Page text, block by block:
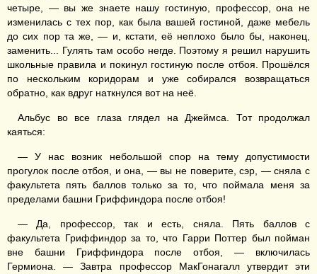
четыре, — вы же знаете нашу гостиную, профессор, она не
изменилась с тех пор, как была вашей гостиной, даже мебель
до сих пор та же, — и, кстати, её неплохо было бы, наконец,
заменить... Гулять там особо негде. Поэтому я решил нарушить
школьные правила и покинул гостиную после отбоя. Прошёлся
по нескольким коридорам и уже собирался возвращаться
обратно, как вдруг наткнулся вот на неё.
Альбус во все глаза глядел на Джеймса. Тот продолжал
каяться:
— У нас возник небольшой спор на тему допустимости
прогулок после отбоя, и она, — вы не поверите, сэр, — сняла с
факультета пять баллов только за то, что поймала меня за
пределами башни Гриффиндора после отбоя!
— Да, профессор, так и есть, сняла. Пять баллов с
факультета Гриффиндор за то, что Гарри Поттер был пойман
вне башни Гриффиндора после отбоя, — включилась
Гермиона. — Завтра профессор МакГонагалл утвердит эти